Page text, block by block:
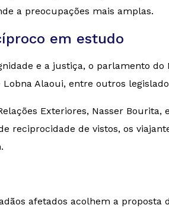
a preocupações mais amplas.
em estudo
e a justiça, o parlamento
Lobna Alaoui, entre outros
Exteriores, Nasser
reciprocidade de vistos, os
afetados acolhem a